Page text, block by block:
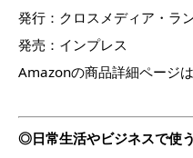
発行：クロスメディア・ラ
発売：インプレス
Amazonの商品詳細ページは
◎日常生活やビジネスで使